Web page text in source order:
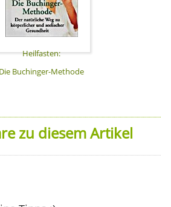
Heilfasten:
Die Buchinger-Methode
zu diesem Artikel